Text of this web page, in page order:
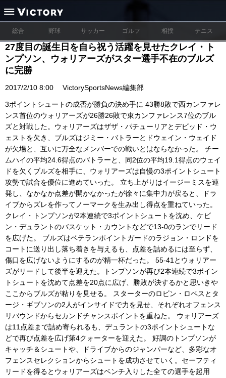
総合 野球 サッカー ゴルフ 相撲 テニス
27度目の誕生日を自ら祝う活躍を見せたクレイ・ト
ンプソン、ウォリアーズがスター選手不在のブルズ
に完勝
2017/2/10 8:00 VictorySportsNews編集部
3ポイントシュートの成否が勝負の決め手に 43勝8敗で西カンファレ
ンス首位のウォリアーズが26勝26敗で東カンファレンス7位のブル
ズと対戦した。ウォリアーズはザザ・パチューリアとデビッド・ウ
ェストを欠き、ブルズはジミー・バトラーとドウェイン・ウェイド
が欠場と、互いに万全なメンバーでの戦いとはならなかった。 チー
ムハイの平均24.6得点のバトラーと、同2位の平均19.1得点のウェイ
ドを欠くブルズを相手に、ウォリアーズは自慢の3ポイントシュート
攻勢で試合を優位に進めていった。 立ち上がりはイージーミスを連
発し、なかなか点差が開かなかったが徐々に集中力が戻ると、ドラ
イブからズレを作ってノーマークを生み出し得点を重ねていった。
クレイ・トンプソンが2本連続で3ポイントシュートを沈め、ケビ
ン・デュラントのバスケット・カウントなどで13-0のランでリード
を広げた。 ブルズはベテランポイントガードのラジョン・ロンドを
コートに送り出し落ち着きを与えるも、点差を詰めるには至らず、
傷口を広げないようにするのが精一杯だった。 55-41とウォリアー
ズがリードして後半を迎えた。トンプソンが再び2本連続で3ポイン
トシュートを沈めて点差を20点に広げ、勝敗が決するかと思いきや
ここからブルズが粘りを見せる。 スターターのロビン・ロペスとタ
ージ・ギブソンの2人がインサイドで力を見せ、それぞれオフェンス
リバウンドからセカンドチャンスポイントを重ねた。 ウォリアーズ
は11点差まで詰め寄られるも、デュラントの3ポイントシュートな
どで再び点差を広げ第4クォーターを迎えた。 好調のトンプソンが
キャッチ＆シュートや、ドライブからのジャンパーなど、多彩なオ
フェンスセレクションからシュートを成功させていく。セーフティ
リードを得るとウォリアーズはベンチ入りした全ての選手を起用